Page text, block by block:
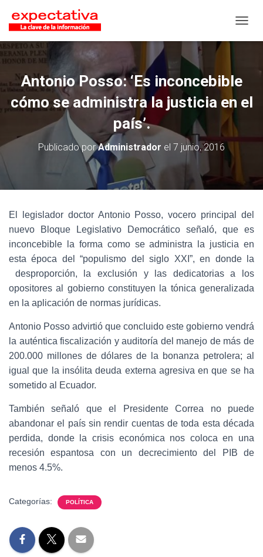
Antonio Posso: ‘Es inconcebible
cómo se administra la justicia en el
país’.
Publicado porAdministrador el 7 junio, 2016
El legislador doctor Antonio Posso, vocero principal del
nuevo Bloque Legislativo Democrático señaló, que es
inconcebible la forma como se administra la justicia en
esta época del “populismo del siglo XXI”, en donde la
desproporción, la exclusión y las dedicatorias a los
opositores al gobierno constituyen la tónica generalizada
en la aplicación de normas jurídicas.
Antonio Posso advirtió que concluido este gobierno vendrá
la auténtica fiscalización y auditoría del manejo de más de
200.000 millones de dólares de la bonanza petrolera; al
igual que la insólita deuda externa agresiva en que se ha
sometido al Ecuador.
También señaló que el Presidente Correa no puede
abandonar el país sin rendir cuentas de toda esta década
perdida, donde la crisis económica nos coloca en una
recesión espantosa con un decrecimiento del PIB de
menos 4.5%.
Categorías: POLÍTICA